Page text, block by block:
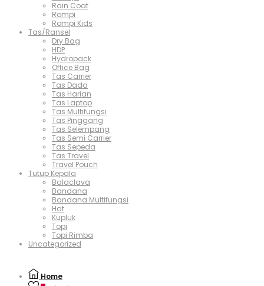
Rain Coat
Rompi
Rompi Kids
Tas/Ransel
Dry Bag
HDP
Hydropack
Office Bag
Tas Carrier
Tas Dada
Tas Harian
Tas Laptop
Tas Multifungsi
Tas Pinggang
Tas Selempang
Tas Semi Carrier
Tas Sepeda
Tas Travel
Travel Pouch
Tutup Kepala
Balaclava
Bandana
Bandana Multifungsi
Hat
Kupluk
Topi
Topi Rimba
Uncategorized
Home